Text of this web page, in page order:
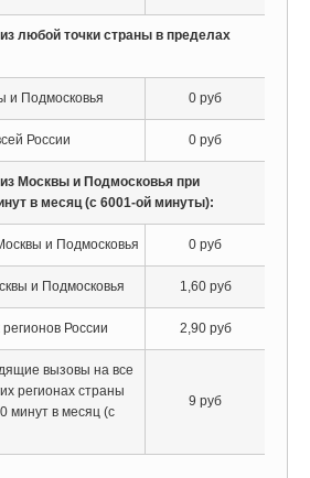
любой точки страны в пределах
и Подмосковья 0 руб
России 0 руб
Москвы и Подмосковья при
в месяц (с 6001-ой минуты):
и Подмосковья 0 руб
и Подмосковья 1,60 руб
России 2,90 руб
вызовы на все
регионах страны
минут в месяц (с
9 руб